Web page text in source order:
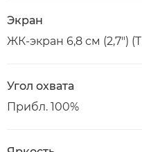
Экран
ЖК-экран 6,8 см (2,7")
Угол охвата
Прибл. 100%